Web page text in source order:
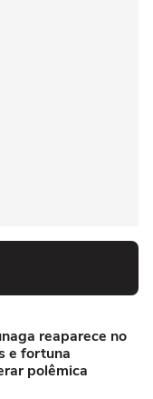
reaparece no
e fortuna
polêmica